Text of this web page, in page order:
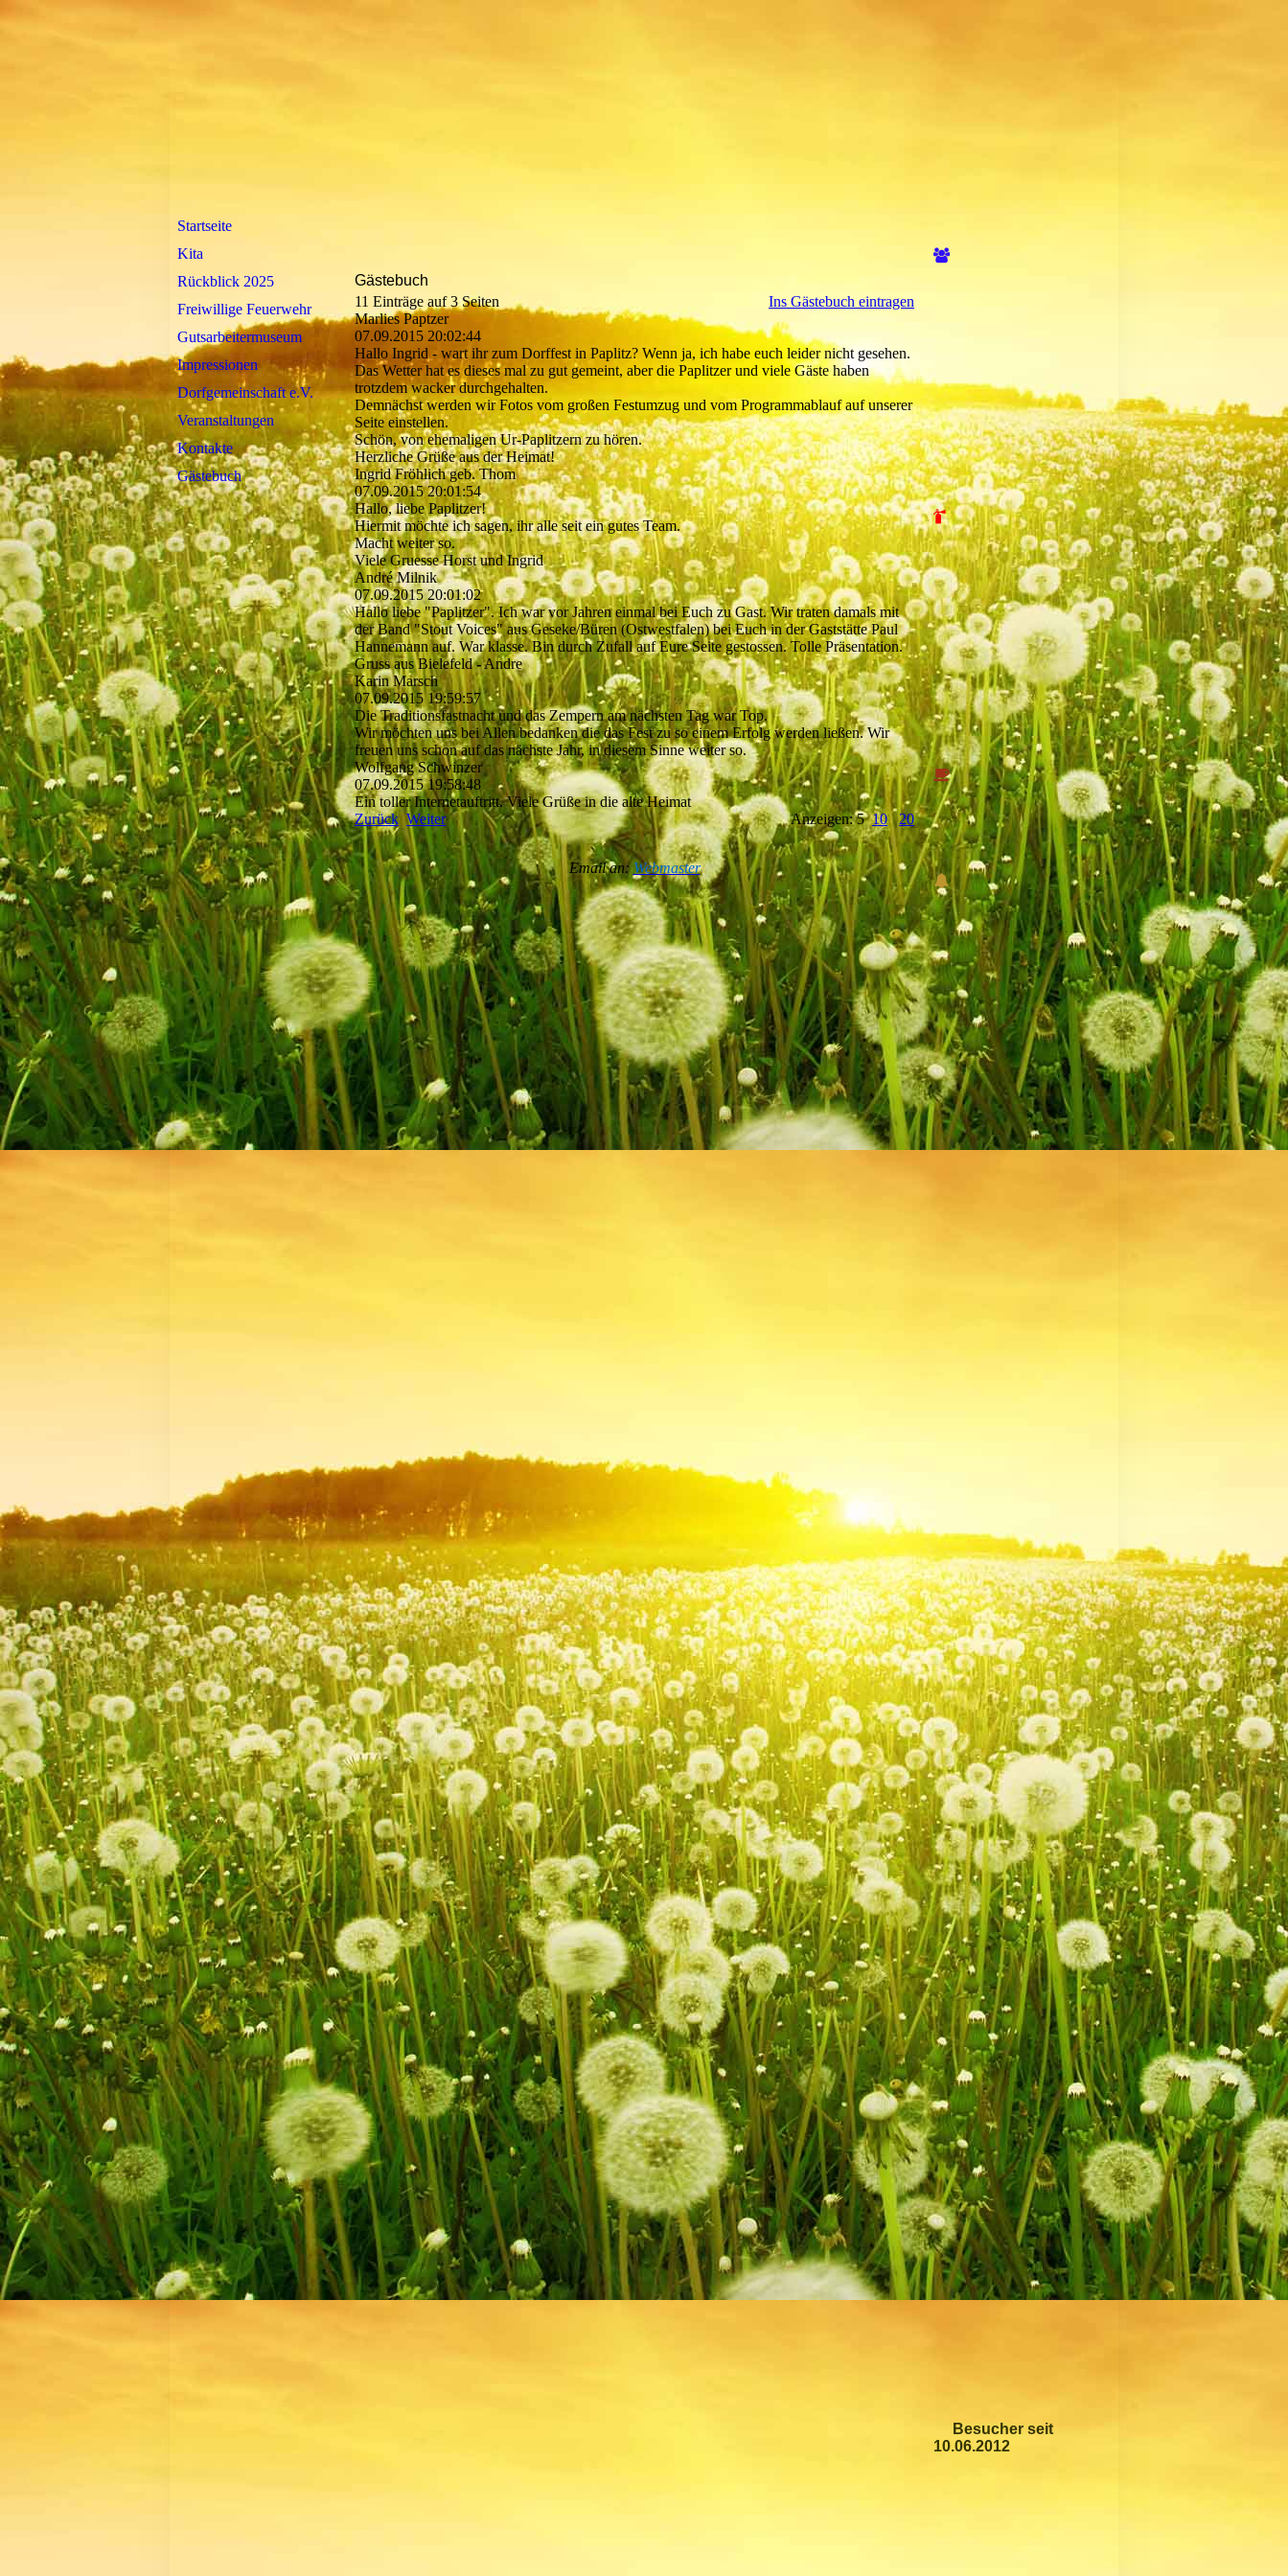
Startseite
Kita
Rückblick 2025
Freiwillige Feuerwehr
Gutsarbeitermuseum
Impressionen
Dorfgemeinschaft e.V.
Veranstaltungen
Kontakte
Gästebuch
Gästebuch
11 Einträge auf 3 Seiten
Ins Gästebuch eintragen
Marlies Paptzer
07.09.2015 20:02:44
Hallo Ingrid - wart ihr zum Dorffest in Paplitz? Wenn ja, ich habe euch leider nicht gesehen.
Das Wetter hat es dieses mal zu gut gemeint, aber die Paplitzer und viele Gäste haben
trotzdem wacker durchgehalten.
Demnächst werden wir Fotos vom großen Festumzug und vom Programmablauf auf unserer
Seite einstellen.
Schön, von ehemaligen Ur-Paplitzern zu hören.
Herzliche Grüße aus der Heimat!
Ingrid Fröhlich geb. Thom
07.09.2015 20:01:54
Hallo, liebe Paplitzer!
Hiermit möchte ich sagen, ihr alle seit ein gutes Team.
Macht weiter so.
Viele Gruesse Horst und Ingrid
André Milnik
07.09.2015 20:01:02
Hallo liebe "Paplitzer". Ich war vor Jahren einmal bei Euch zu Gast. Wir traten damals mit
der Band "Stout Voices" aus Geseke/Büren (Ostwestfalen) bei Euch in der Gaststätte Paul
Hannemann auf. War klasse. Bin durch Zufall auf Eure Seite gestossen. Tolle Präsentation.
Gruss aus Bielefeld - Andre
Karin Marsch
07.09.2015 19:59:57
Die Traditionsfastnacht und das Zempern am nächsten Tag war Top.
Wir möchten uns bei Allen bedanken die das Fest zu so einem Erfolg werden ließen. Wir
freuen uns schon auf das nächste Jahr, in diesem Sinne weiter so.
Wolfgang Schwinzer
07.09.2015 19:58:48
Ein toller Internetauftritt. Viele Grüße in die alte Heimat
Zurück Weiter Anzeigen: 510 20
Email an:Webmaster
Besucher seit
10.06.2012